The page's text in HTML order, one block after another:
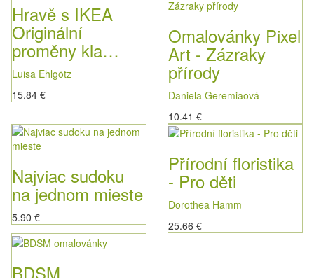
Hravě s IKEA
Originální
proměny kla…
Luisa Ehlgötz
15.84 €
Omalovánky Pixel
Art - Zázraky
přírody
Daniela Geremiaová
10.41 €
Najviac sudoku
na jednom mieste
5.90 €
Přírodní floristika
- Pro děti
Dorothea Hamm
25.66 €
BDSM